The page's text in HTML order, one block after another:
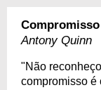
Compromisso
Antony Quinn
"Não
compromisso é